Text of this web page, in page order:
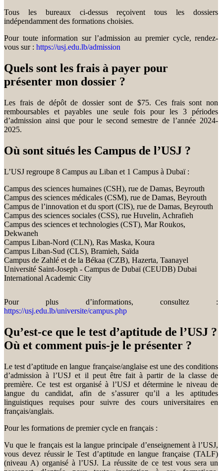
Tous les bureaux ci-dessus reçoivent tous les dossiers
indépendamment des formations choisies.
Pour toute information sur l’admission au premier cycle, rendez-
vous sur : https://usj.edu.lb/admission
Quels sont les frais à payer pour
présenter mon dossier ?
Les frais de dépôt de dossier sont de $75. Ces frais sont non
remboursables et payables une seule fois pour les 3 périodes
d’admission ainsi que pour le second semestre de l’année 2024-
2025.
Où sont situés les Campus de l’USJ ?
L’USJ regroupe 8 Campus au Liban et 1 Campus à Dubaï :
Campus des sciences humaines (CSH), rue de Damas, Beyrouth
Campus des sciences médicales (CSM), rue de Damas, Beyrouth
Campus de l’innovation et du sport (CIS), rue de Damas, Beyrouth
Campus des sciences sociales (CSS), rue Huvelin, Achrafieh
Campus des sciences et technologies (CST), Mar Roukos,
Dekwaneh
Campus Liban-Nord (CLN), Ras Maska, Koura
Campus Liban-Sud (CLS), Bramieh, Saïda
Campus de Zahlé et de la Békaa (CZB), Hazerta, Taanayel
Université Saint-Joseph - Campus de Dubaï (CEUDB) Dubai
International Academic City
Pour plus d’informations, consultez :
https://usj.edu.lb/universite/campus.php
Qu’est-ce que le test d’aptitude de l’USJ ?
Où et comment puis-je le présenter ?
Le test d’aptitude en langue française/anglaise est une des conditions
d’admission à l’USJ et il peut être fait à partir de la classe de
première. Ce test est organisé à l’USJ et détermine le niveau de
langue du candidat, afin de s’assurer qu’il a les aptitudes
linguistiques requises pour suivre des cours universitaires en
français/anglais.
Pour les formations de premier cycle en français :
Vu que le français est la langue principale d’enseignement à l’USJ,
vous devez réussir le Test d’aptitude en langue française (TALF)
(niveau A) organisé à l’USJ. La réussite de ce test vous sera un